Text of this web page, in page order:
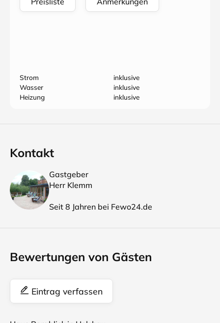
Strom
inklusive
Wasser
inklusive
Heizung
inklusive
Kontakt
Gastgeber
Herr Klemm
Seit 8 Jahren bei Fewo24.de
Bewertungen von Gästen
Eintrag verfassen